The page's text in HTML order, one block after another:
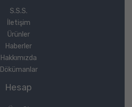
S.S.S.
İletişim
Ürünler
Haberler
Hakkımızda
Dökümanlar
Hesap